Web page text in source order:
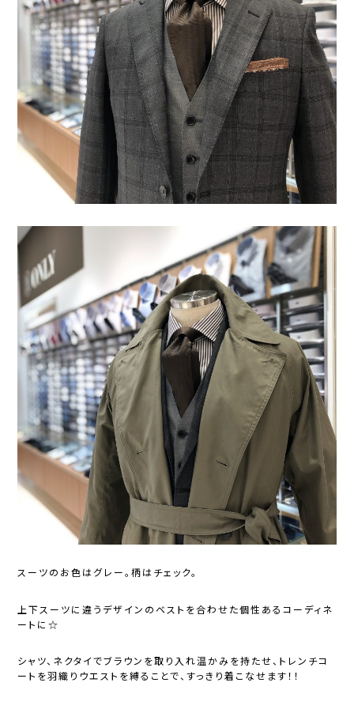
スーツのお色はグレー。柄はチェック。
上下スーツに違うデザインのベストを合わせた個性あるコーディネ
ートに☆
シャツ、ネクタイでブラウンを取り入れ温かみを持たせ、トレンチコ
ートを羽織りウエストを縛ることで、すっきり着こなせます！！